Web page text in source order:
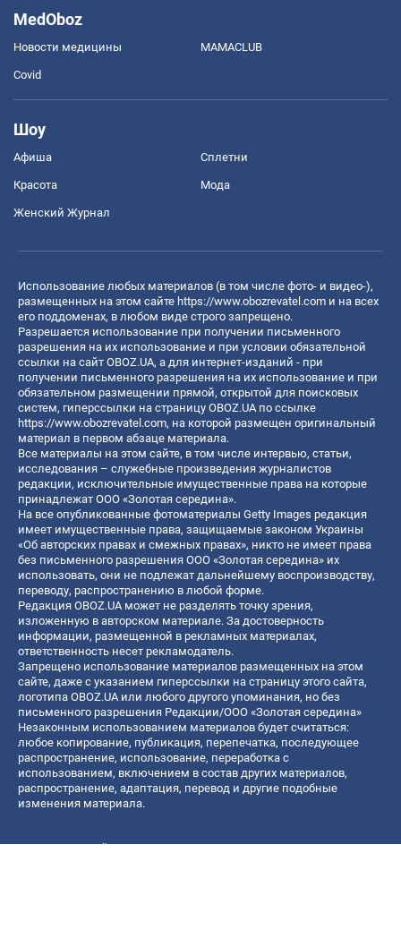
MedOboz
Новости медицины MAMACLUB
Covid
Шоу
Афиша Сплетни
Красота Мода
Женский Журнал
Использование любых материалов (в том числе фото- и видео-),
размещенных на этом сайте https://www.obozrevatel.com и на всех
его поддоменах, в любом виде строго запрещено.
Разрешается использование при получении письменного
разрешения на их использование и при условии обязательной
ссылки на сайт OBOZ.UA, а для интернет-изданий - при
получении письменного разрешения на их использование и при
обязательном размещении прямой, открытой для поисковых
систем, гиперссылки на страницу OBOZ.UA по ссылке
https://www.obozrevatel.com, на которой размещен оригинальный
материал в первом абзаце материала.
Все материалы на этом сайте, в том числе интервью, статьи,
исследования – служебные произведения журналистов
редакции, исключительные имущественные права на которые
принадлежат ООО «Золотая середина».
На все опубликованные фотоматериалы Getty Images редакция
имеет имущественные права, защищаемые законом Украины
«Об авторских правах и смежных правах», никто не имеет права
без письменного разрешения ООО «Золотая середина» их
использовать, они не подлежат дальнейшему воспроизводству,
переводу, распространению в любой форме.
Редакция OBOZ.UA может не разделять точку зрения,
изложенную в авторском материале. За достоверность
информации, размещенной в рекламных материалах,
ответственность несет рекламодатель.
Запрещено использование материалов размещенных на этом
сайте, даже с указанием гиперссылки на страницу этого сайта,
логотипа OBOZ.UA или любого другого упоминания, но без
письменного разрешения Редакции/ООО «Золотая середина»
Незаконным использованием материалов будет считаться:
любое копирование, публикация, перепечатка, последующее
распространение, использование, переработка с
использованием, включением в состав других материалов,
распространение, адаптация, перевод и другие подобные
изменения материала.
Название онлайн медиа — «OBOZ.UA»